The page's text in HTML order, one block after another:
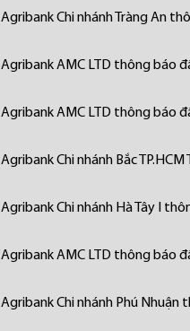
Agribank Chi nhánh Tràng An
Agribank AMC LTD thông báo
Agribank AMC LTD thông báo
Agribank Chi nhánh Bắc
Agribank Chi nhánh Hà Tây I
Agribank AMC LTD thông báo
Agribank Chi nhánh Phú Nhuận